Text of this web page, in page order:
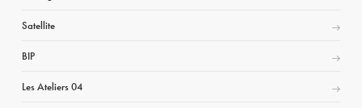
Satellite
BIP
Les Ateliers 04